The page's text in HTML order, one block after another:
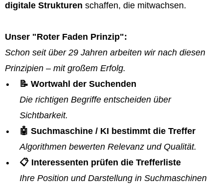
digitale Strukturen schaffen, die mitwachsen.
Unser "Roter Faden Prinzip":
Schon seit über 29 Jahren arbeiten wir nach diesen
Prinzipien – mit großem Erfolg.
📝 Wortwahl der Suchenden
Die richtigen Begriffe entscheiden über
Sichtbarkeit.
🤖 Suchmaschine / KI bestimmt die Treffer
Algorithmen bewerten Relevanz und Qualität.
📋 Interessenten prüfen die Trefferliste
Ihre Position und Darstellung in Suchmaschinen